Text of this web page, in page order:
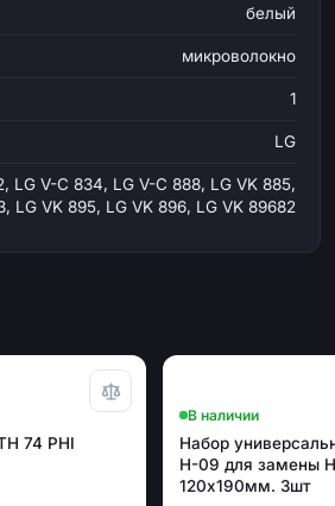
белый
микроволокно
1
LG
LG V-C 834, LG V-C 888, LG VK 885,
LG VK 895, LG VK 896, LG VK 89682
74 PHI
В наличии
Набор
H-09 для замены
120х190мм. 3шт